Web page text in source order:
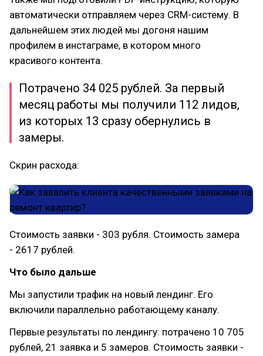
автоматически отправляем через CRM-систему. В
дальнейшем этих людей мы догоня нашим
профилем в инстаграме, в котором много
красивого контента.
Потрачено 34 025 рублей. За первый
месяц работы мы получили 112 лидов,
из которых 13 сразу обернулись в
замеры.
Скрин расхода:
Стоимость заявки - 303 рубля. Стоимость замера
- 2617 рублей.
Что было дальше
Мы запустили трафик на новый лендинг. Его
включили параллельно работающему каналу.
Первые результаты по лендингу: потрачено 10 705
рублей, 21 заявка и 5 замеров. Стоимость заявки -